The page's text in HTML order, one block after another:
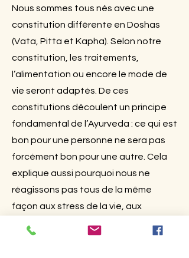
Nous sommes tous nés avec une
constitution différente en Doshas
(Vata, Pitta et Kapha). Selon notre
constitution, les traitements,
l’alimentation ou encore le mode de
vie seront adaptés. De ces
constitutions découlent un principe
fondamental de l’Ayurveda : ce qui est
bon pour une personne ne sera pas
forcément bon pour une autre. Cela
explique aussi pourquoi nous ne
réagissons pas tous de la même
façon aux stress de la vie, aux